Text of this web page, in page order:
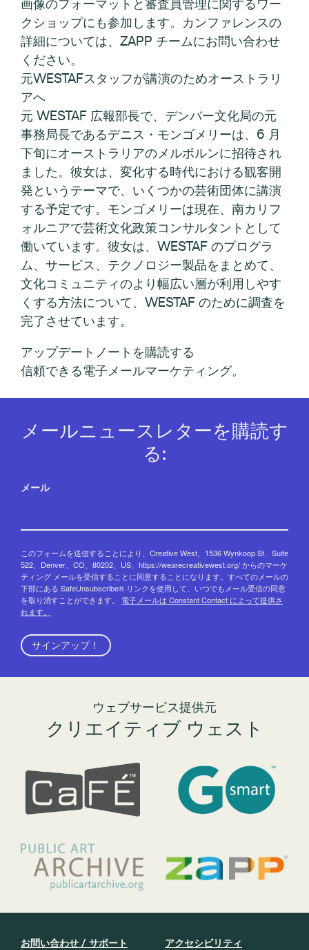
画像のフォーマットと審査員管理に関するワー
クショップにも参加します。カンファレンスの
詳細については、ZAPP チームにお問い合わせ
ください。
元WESTAFスタッフが講演のためオーストラリ
アへ
元 WESTAF 広報部長で、デンバー文化局の元
事務局長であるデニス・モンゴメリーは、6 月
下旬にオーストラリアのメルボルンに招待され
ました。彼女は、変化する時代における観客開
発というテーマで、いくつかの芸術団体に講演
する予定です。モンゴメリーは現在、南カリフ
ォルニアで芸術文化政策コンサルタントとして
働いています。彼女は、WESTAF のプログラ
ム、サービス、テクノロジー製品をまとめて、
文化コミュニティのより幅広い層が利用しやす
くする方法について、WESTAF のために調査を
完了させています。
アップデートノートを購読する
信頼できる電子メールマーケティング。
メールニュースレターを購読す
る:
メール
このフォームを送信することにより、Creative West、1536 Wynkoop St、Suite
522、Denver、CO、80202、US、https://wearecreativewest.org/ からのマーケ
ティング メールを受信することに同意することになります。すべてのメールの
下部にある SafeUnsubscribe® リンクを使用して、いつでもメール受信の同意
を取り消すことができます。 電子メールは Constant Contact によって提供さ
れます。
サインアップ！
ウェブサービス提供元
クリエイティブ ウェスト
お問い合わせ / サポート アクセシビリティ